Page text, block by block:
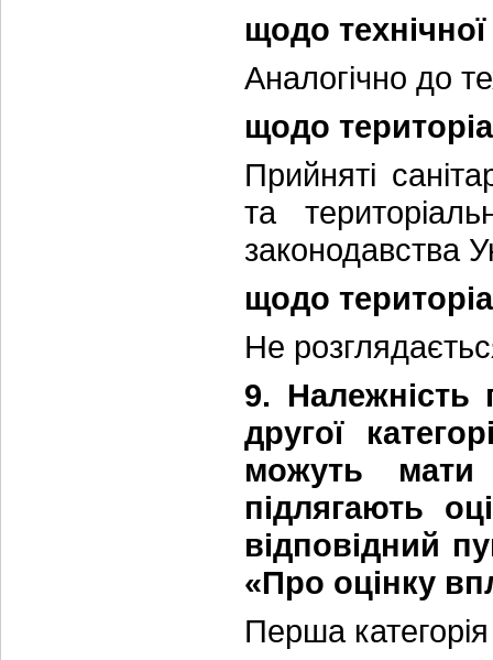
щодо
Аналогічно до
щодо
Прийняті
та
законодавства
щодо
Не
9. Належність
другої
можуть
підлягають
відповідний
«Про оцінку
Перша категорія